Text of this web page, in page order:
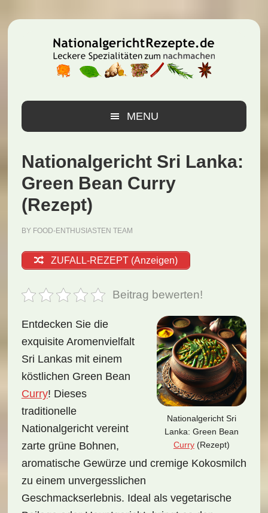
Hauptnavigation
Inhalt
Seitenspalte
MENU
Nationalgericht Sri Lanka:
Green Bean Curry
(Rezept)
BY FOOD-ENTHUSIASTEN TEAM
ZUFALL-REZEPT (Anzeigen)
Beitrag bewerten!
Nationalgericht Sri
Lanka: Green Bean
Curry(Rezept)
Entdecken Sie die
exquisite Aromenvielfalt
Sri Lankas mit einem
köstlichen Green Bean
Curry! Dieses
traditionelle
Nationalgericht vereint
zarte grüne Bohnen,
aromatische Gewürze und cremige Kokosmilch
zu einem unvergesslichen
Geschmackserlebnis. Ideal als vegetarische